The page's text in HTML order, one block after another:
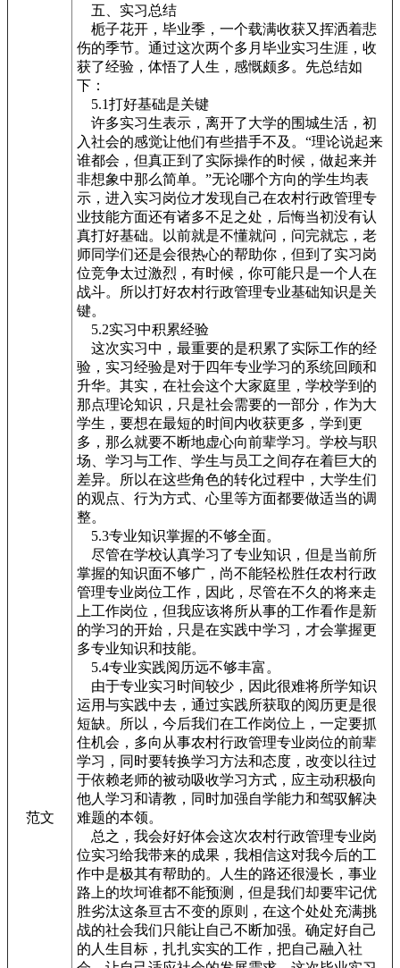
范文
五、实习总结
栀子花开，毕业季，一个载满收获又挥洒着悲
伤的季节。通过这次两个多月毕业实习生涯，收
获了经验，体悟了人生，感慨颇多。先总结如
下：
5.1打好基础是关键
许多实习生表示，离开了大学的围城生活，初
入社会的感觉让他们有些措手不及。“理论说起来
谁都会，但真正到了实际操作的时候，做起来并
非想象中那么简单。”无论哪个方向的学生均表
示，进入实习岗位才发现自己在农村行政管理专
业技能方面还有诸多不足之处，后悔当初没有认
真打好基础。以前就是不懂就问，问完就忘，老
师同学们还是会很热心的帮助你，但到了实习岗
位竞争太过激烈，有时候，你可能只是一个人在
战斗。所以打好农村行政管理专业基础知识是关
键。
5.2实习中积累经验
这次实习中，最重要的是积累了实际工作的经
验，实习经验是对于四年专业学习的系统回顾和
升华。其实，在社会这个大家庭里，学校学到的
那点理论知识，只是社会需要的一部分，作为大
学生，要想在最短的时间内收获更多，学到更
多，那么就要不断地虚心向前辈学习。学校与职
场、学习与工作、学生与员工之间存在着巨大的
差异。所以在这些角色的转化过程中，大学生们
的观点、行为方式、心里等方面都要做适当的调
整。
5.3专业知识掌握的不够全面。
尽管在学校认真学习了专业知识，但是当前所
掌握的知识面不够广，尚不能轻松胜任农村行政
管理专业岗位工作，因此，尽管在不久的将来走
上工作岗位，但我应该将所从事的工作看作是新
的学习的开始，只是在实践中学习，才会掌握更
多专业知识和技能。
5.4专业实践阅历远不够丰富。
由于专业实习时间较少，因此很难将所学知识
运用与实践中去，通过实践所获取的阅历更是很
短缺。所以，今后我们在工作岗位上，一定要抓
住机会，多向从事农村行政管理专业岗位的前辈
学习，同时要转换学习方法和态度，改变以往过
于依赖老师的被动吸收学习方式，应主动积极向
他人学习和请教，同时加强自学能力和驾驭解决
难题的本领。
总之，我会好好体会这次农村行政管理专业岗
位实习给我带来的成果，我相信这对我今后的工
作中是极其有帮助的。人生的路还很漫长，事业
路上的坎坷谁都不能预测，但是我们却要牢记优
胜劣汰这条亘古不变的原则，在这个处处充满挑
战的社会我们只能让自己不断加强。确定好自己
的人生目标，扎扎实实的工作，把自己融入社